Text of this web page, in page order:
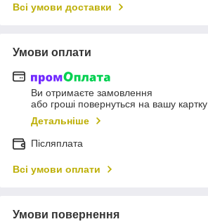
Всі умови доставки
Умови оплати
Ви отримаєте замовлення
або гроші повернуться на вашу картку
Детальніше
Післяплата
Всі умови оплати
Умови повернення